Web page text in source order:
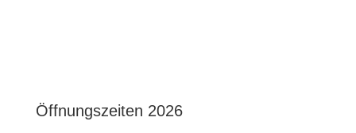
Öffnungszeiten 2026